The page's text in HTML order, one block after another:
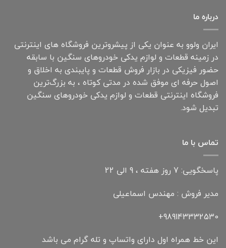
درباره ما
ایران ولوو به عنوان یکی از پیشروترین فروشگاه های اینترنتی
در زمینه قطعات و لوازم یدکی خودروهای سنگین با سابقه
حضور فیزیکی در بازار فروش قطعات و پایبندی به اخلاق و
اصول حرفه ای موفق شده در مدتی کوتاه ، به بزرگ‌ترین
فروشگاه اینترنتی قطعات و لوازم یدکی خودروهای سنگین
تبدیل شود.
تماس با ما
پاسخگویی: 7 روز هفته ، 9 الی 22
مدیر فروش : مهندس اسماعیلی
989143332530+
این خط همراه اول دارای واتساپ و تله گرام می باشد